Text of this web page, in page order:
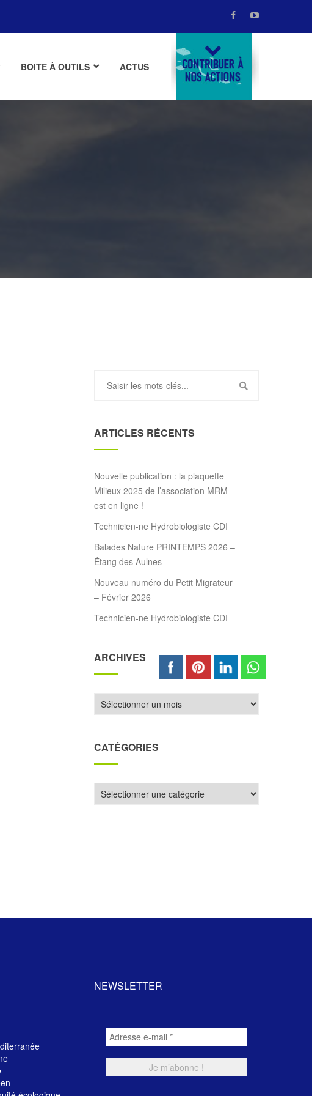
BOITE À OUTILS ACTUS DONATE
ARTICLES RÉCENTS
Nouvelle publication : la plaquette
Milieux 2025 de l’association MRM
est en ligne !
Technicien-ne Hydrobiologiste CDI
Balades Nature PRINTEMPS 2026 –
Étang des Aulnes
Nouveau numéro du Petit Migrateur
– Février 2026
Technicien-ne Hydrobiologiste CDI
ARCHIVES
Archives
CATÉGORIES
Catégories
NEWSLETTER